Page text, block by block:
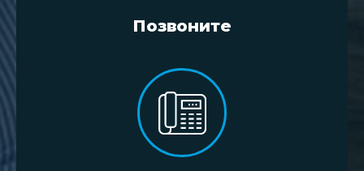
Позвоните